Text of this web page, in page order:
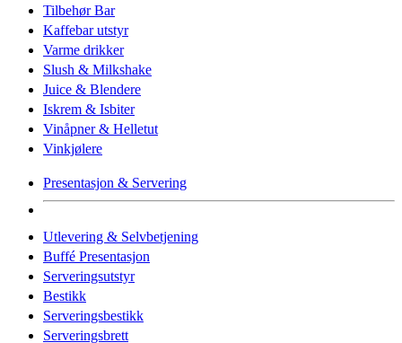
Tilbehør Bar
Kaffebar utstyr
Varme drikker
Slush & Milkshake
Juice & Blendere
Iskrem & Isbiter
Vinåpner & Helletut
Vinkjølere
Presentasjon & Servering
Utlevering & Selvbetjening
Buffé Presentasjon
Serveringsutstyr
Bestikk
Serveringsbestikk
Serveringsbrett